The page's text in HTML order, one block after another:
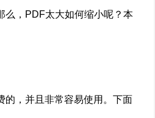
么，PDF太大如何缩小呢？本
的，并且非常容易使用。下面